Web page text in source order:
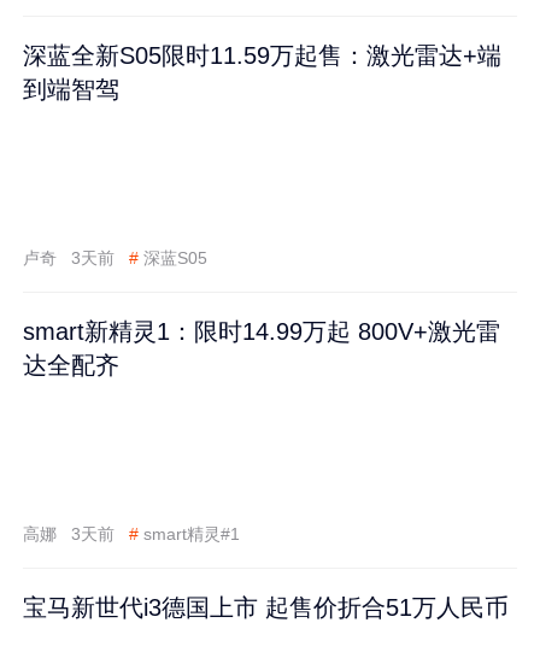
深蓝全新S05限时11.59万起售：激光雷达+端
到端智驾
卢奇 3天前 # 深蓝S05
smart新精灵1：限时14.99万起 800V+激光雷
达全配齐
高娜 3天前 # smart精灵#1
宝马新世代i3德国上市 起售价折合51万人民币